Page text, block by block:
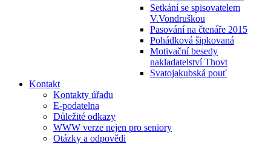
Setkání se spisovatelem
V.Vondruškou
Pasování na čtenáře 2015
Pohádková šipkovaná
Motivační besedy
nakladatelství Thovt
Svatojakubská pouť
Kontakt
Kontakty úřadu
E-podatelna
Důležité odkazy
WWW verze nejen pro seniory
Otázky a odpovědi